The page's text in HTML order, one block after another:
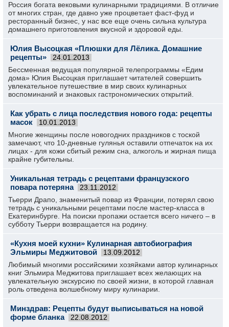
Россия богата вековыми кулинарными традициями. В отличие
от многих стран, где давно уже процветает фаст-фуд и
ресторанный бизнес, у нас все еще очень сильна культура
домашнего приготовления вкусной и здоровой еды.
Юлия Высоцкая «Плюшки для Лёлика. Домашние
рецепты»
24.01.2013
Бессменная ведущая популярной телепрограммы «Едим
дома» Юлия Высоцкая приглашает читателей совершить
увлекательное путешествие в мир своих кулинарных
воспоминаний и знаковых гастрономических открытий.
Как убрать с лица последствия нового года: рецепты
масок
10.01.2013
Многие женщины после новогодних праздников с тоской
замечают, что 10-дневные гулянья оставили отпечаток на их
лицах - для кожи сбитый режим сна, алкоголь и жирная пища
крайне губительны.
Уникальная тетрадь с рецептами французского
повара потеряна
23.11.2012
Тьерри Драпо, знаменитый повар из Франции, потерял свою
тетрадь с уникальными рецептами после мастер-класса в
Екатеринбурге. На поиски пропажи остается всего ничего – в
субботу Тьерри возвращается на родину.
«Кухня моей кухни» Кулинарная автобиография
Эльмиры Меджитовой
13.09.2012
Любимый многими российскими хозяйками автор кулинарных
книг Эльмира Меджитова приглашает всех желающих на
увлекательную экскурсию по своей жизни, в которой главная
роль отведена волшебному миру кулинарии.
Минздрав: Рецепты будут выписываться на новой
форме бланка
22.08.2012